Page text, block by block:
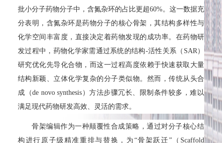
批小分子药物分子中，含氮杂环的占比更超60%。这一数据充
分表明，含氮杂环是药物分子的核心骨架，其结构多样性与
化学空间丰富度，直接决定着药物发现的成功率。在药物研
发过程中，药物化学家需通过系统的结构-活性关系（SAR）
研究优化先导化合物，而这一过程高度依赖于快速获取大量
结构新颖、立体化学复杂的分子类似物。然而，传统从头合
成（de novo synthesis）方法步骤冗长、限制条件较多，难以
满足现代药物研发高效、灵活的需求。
骨架编辑作为一种颠覆性合成策略，通过对分子核心结
构进行原子级精准重排与替换，为“骨架跃迁”（Scaffold